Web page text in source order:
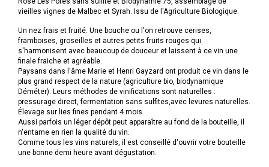
vieilles vignes de Malbec et Syrah. Issu de l'Agriculture Biologique.
Un nez frais et fruité. Une bouche ou l'on retrouve cerises,
framboises, groseilles et autres petits fruits rouges qui
s'harmonisent avec beaucoup de douceur et laissent à ce vin une
finale fraiche et agréable.
Paysans dans l'âme Marie et Henri Gayzard ont produit ce vin dans le
plus grand respect de la nature (agriculture bio, biodynamique
Déméter). Leurs méthodes de vinifications sont naturelles :
pressurage direct, fermentation sans sulfites,avec levures naturelles.
Élevage sur lies fines pendant 4 mois.
Aussi parfois un léger dépôt peut apparaître au fond de la bouteille, il
n'entame en rien la qualité du vin.
Comme tous les vins naturels, il est conseillé d'ouvrir votre bouteille
une bonne demi heure avant dégustation.